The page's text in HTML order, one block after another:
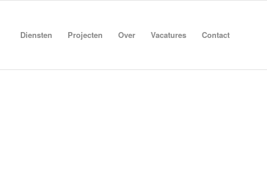
Diensten Projecten Over Vacatures Contact